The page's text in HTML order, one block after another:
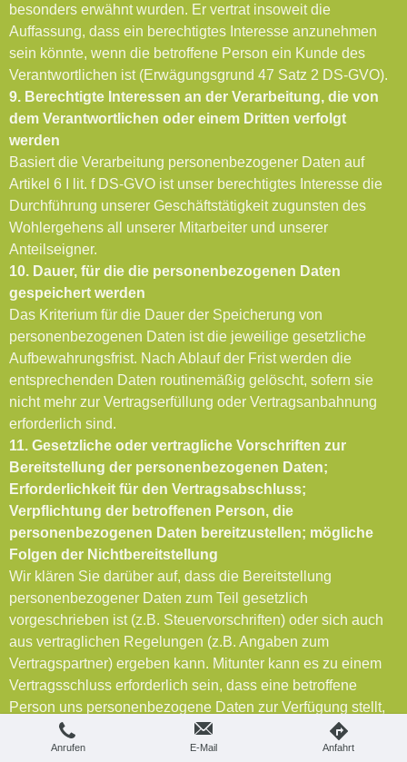
besonders erwähnt wurden. Er vertrat insoweit die
Auffassung, dass ein berechtigtes Interesse anzunehmen
sein könnte, wenn die betroffene Person ein Kunde des
Verantwortlichen ist (Erwägungsgrund 47 Satz 2 DS-GVO).
9. Berechtigte Interessen an der Verarbeitung, die von
dem Verantwortlichen oder einem Dritten verfolgt
werden
Basiert die Verarbeitung personenbezogener Daten auf
Artikel 6 I lit. f DS-GVO ist unser berechtigtes Interesse die
Durchführung unserer Geschäftstätigkeit zugunsten des
Wohlergehens all unserer Mitarbeiter und unserer
Anteilseigner.
10. Dauer, für die die personenbezogenen Daten
gespeichert werden
Das Kriterium für die Dauer der Speicherung von
personenbezogenen Daten ist die jeweilige gesetzliche
Aufbewahrungsfrist. Nach Ablauf der Frist werden die
entsprechenden Daten routinemäßig gelöscht, sofern sie
nicht mehr zur Vertragserfüllung oder Vertragsanbahnung
erforderlich sind.
11. Gesetzliche oder vertragliche Vorschriften zur
Bereitstellung der personenbezogenen Daten;
Erforderlichkeit für den Vertragsabschluss;
Verpflichtung der betroffenen Person, die
personenbezogenen Daten bereitzustellen; mögliche
Folgen der Nichtbereitstellung
Wir klären Sie darüber auf, dass die Bereitstellung
personenbezogener Daten zum Teil gesetzlich
vorgeschrieben ist (z.B. Steuervorschriften) oder sich auch
aus vertraglichen Regelungen (z.B. Angaben zum
Vertragspartner) ergeben kann. Mitunter kann es zu einem
Vertragsschluss erforderlich sein, dass eine betroffene
Person uns personenbezogene Daten zur Verfügung stellt,
die in der Folge durch uns verarbeitet werden müssen. Die
betroffene Person ist beispielsweise verpflichtet uns
Anrufen E-Mail Anfahrt